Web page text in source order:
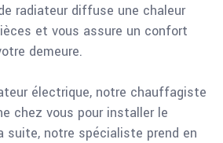
radiateur diffuse une chaleur
et vous assure un confort
demeure.
électrique, notre chauffagiste
chez vous pour installer le
suite, notre spécialiste prend en